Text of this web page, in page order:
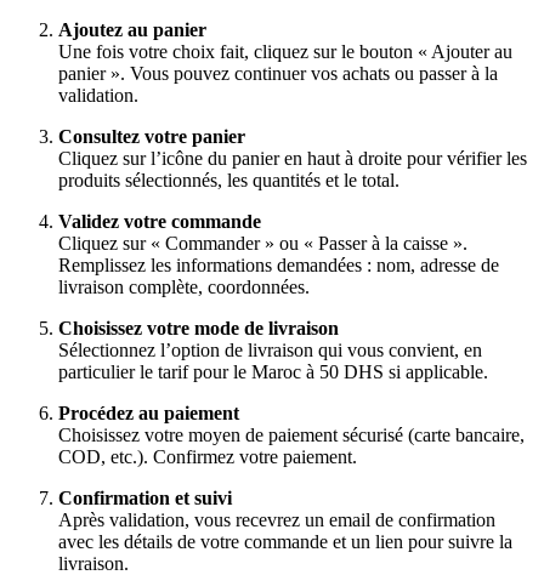
Ajoutez au panier
Une fois votre choix fait, cliquez sur le bouton « Ajouter au
panier ». Vous pouvez continuer vos achats ou passer à la
validation.
Consultez votre panier
Cliquez sur l’icône du panier en haut à droite pour vérifier les
produits sélectionnés, les quantités et le total.
Validez votre commande
Cliquez sur « Commander » ou « Passer à la caisse ».
Remplissez les informations demandées : nom, adresse de
livraison complète, coordonnées.
Choisissez votre mode de livraison
Sélectionnez l’option de livraison qui vous convient, en
particulier le tarif pour le Maroc à 50 DHS si applicable.
Procédez au paiement
Choisissez votre moyen de paiement sécurisé (carte bancaire,
COD, etc.). Confirmez votre paiement.
Confirmation et suivi
Après validation, vous recevrez un email de confirmation
avec les détails de votre commande et un lien pour suivre la
livraison.